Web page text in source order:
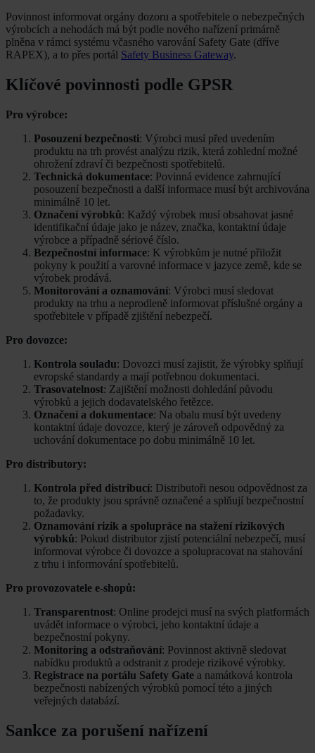
Povinnost informovat orgány dozoru a spotřebitele o nebezpečných
výrobcích a nehodách má být podle nového nařízení primárně
plněna v rámci systému včasného varování Safety Gate (dříve
RAPEX), a to přes portál Safety Business Gateway.
Klíčové povinnosti podle GPSR
Pro výrobce:
Posouzení bezpečnosti: Výrobci musí před uvedením
produktu na trh provést analýzu rizik, která zohlední možné
ohrožení zdraví či bezpečnosti spotřebitelů.
Technická dokumentace: Povinná evidence zahrnující
posouzení bezpečnosti a další informace musí být archivována
minimálně 10 let.
Označení výrobků: Každý výrobek musí obsahovat jasné
identifikační údaje jako je název, značka, kontaktní údaje
výrobce a případně sériové číslo.
Bezpečnostní informace: K výrobkům je nutné přiložit
pokyny k použití a varovné informace v jazyce země, kde se
výrobek prodává.
Monitorování a oznamování: Výrobci musí sledovat
produkty na trhu a neprodleně informovat příslušné orgány a
spotřebitele v případě zjištění nebezpečí.
Pro dovozce:
Kontrola souladu: Dovozci musí zajistit, že výrobky splňují
evropské standardy a mají potřebnou dokumentaci.
Trasovatelnost: Zajištění možnosti dohledání původu
výrobků a jejich dodavatelského řetězce.
Označení a dokumentace: Na obalu musí být uvedeny
kontaktní údaje dovozce, který je zároveň odpovědný za
uchování dokumentace po dobu minimálně 10 let.
Pro distributory:
Kontrola před distribucí: Distributoři nesou odpovědnost za
to, že produkty jsou správně označené a splňují bezpečnostní
požadavky.
Oznamování rizik a spolupráce na stažení rizikových
výrobků: Pokud distributor zjistí potenciální nebezpečí, musí
informovat výrobce či dovozce a spolupracovat na stahování
z trhu i informování spotřebitelů.
Pro provozovatele e-shopů:
Transparentnost: Online prodejci musí na svých platformách
uvádět informace o výrobci, jeho kontaktní údaje a
bezpečnostní pokyny.
Monitoring a odstraňování: Povinnost aktivně sledovat
nabídku produktů a odstranit z prodeje rizikové výrobky.
Registrace na portálu Safety Gate a namátková kontrola
bezpečnosti nabízených výrobků pomocí této a jiných
veřejných databází.
Sankce za porušení nařízení